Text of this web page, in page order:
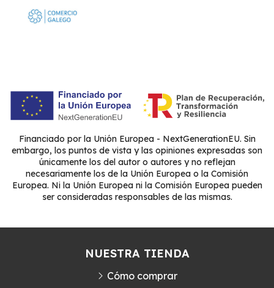
Financiado por la Unión Europea - NextGenerationEU. Sin
embargo, los puntos de vista y las opiniones expresadas son
únicamente los del autor o autores y no reflejan
necesariamente los de la Unión Europea o la Comisión
Europea. Ni la Unión Europea ni la Comisión Europea pueden
ser consideradas responsables de las mismas.
NUESTRA TIENDA
Cómo comprar